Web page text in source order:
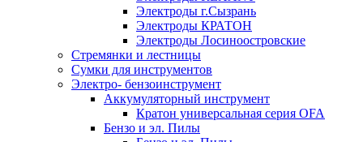
Электроды г.Сызрань
Электроды КРАТОН
Электроды Лосиноостровские
Стремянки и лестницы
Сумки для инструментов
Электро- бензоинструмент
Аккумуляторный инструмент
Кратон универсальная серия OFA
Бензо и эл. Пилы